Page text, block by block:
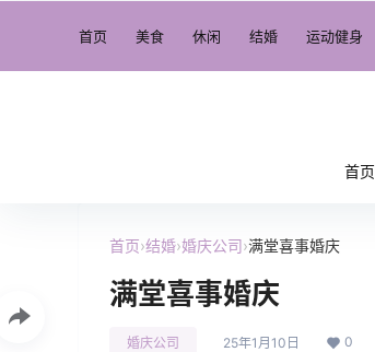
首页 美食 休闲 结婚 运动健身
首页
首页›结婚›婚庆公司›满堂喜事婚庆
满堂喜事婚庆
婚庆公司 25年1月10日 0